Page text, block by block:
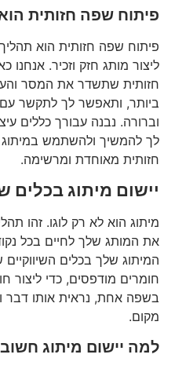
פיתוח שפה חזותית
פיתוח שפה חזותית הוא
ליצור מותג חזק וזכיר. אנחנו
חזותית שתשדר את המסר
ביותר, ותאפשר לך לתקשר
וברורה. נבנה עבורך כללים
לך להמשיך ולהשתמש במיתוג
חזותית מאוחדת ומרשימה.
יישום מיתוג בכלים
מיתוג הוא לא רק לוגו. זהו
את המותג שלך לחיים בכל
המיתוג שלך בכלים
חומרים מודפסים, כדי ליצור
בשפה אחת, נראית אותו דבר
מקום.
למה יישום מיתוג